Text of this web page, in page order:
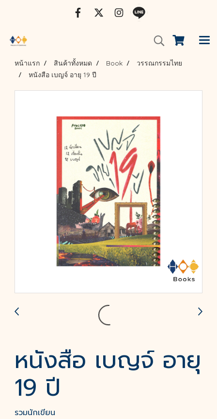
หน้าแรก สินค้าทั้งหมด Book
วรรณกรรมไทย
หนังสือ เบญจ์ อายุ 19 ปี
หนังสือ เบญจ์ อายุ
19 ปี
รวมนักเขียน